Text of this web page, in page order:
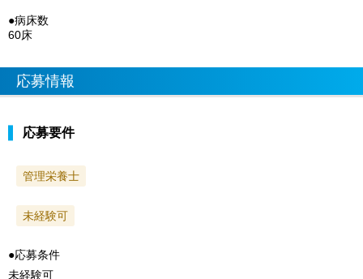
●病床数
60床
応募情報
応募要件
管理栄養士
未経験可
●応募条件
未経験可